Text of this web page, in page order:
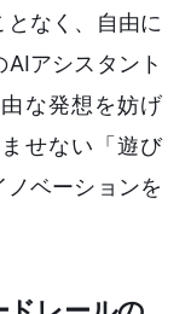
なく、自由に
アシスタント
な発想を妨げ
せない「遊び
ベーションを